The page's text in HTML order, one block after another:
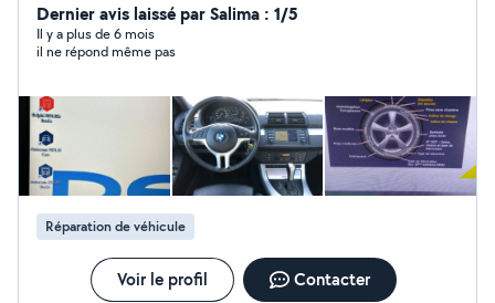
manuelle...) je cherche des clients si vous êtes intéressé
Dernier avis laissé par Salima : 1/5
Il y a plus de 6 mois
il ne répond même pas
Réparation de véhicule
Voir le profil Contacter